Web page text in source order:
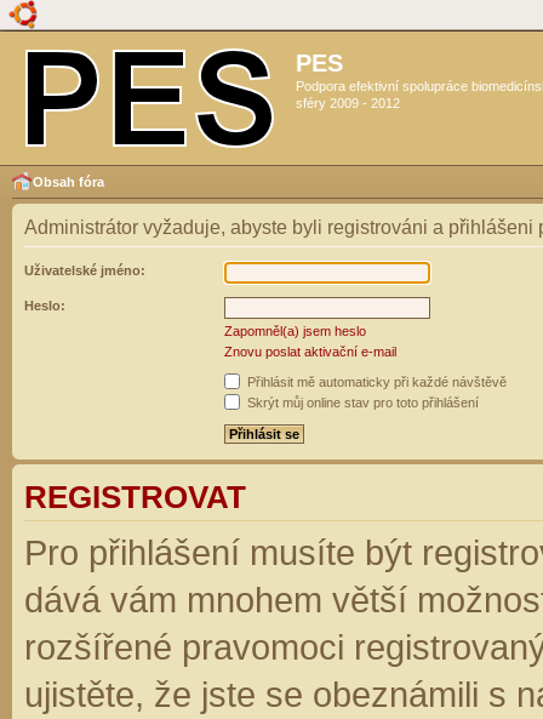
PES
Podpora efektivní spolupráce
sféry 2009 - 2012
Obsah fóra
Administrátor vyžaduje, abyste byli registrováni a přihlášeni
Uživatelské jméno:
Heslo:
Zapomněl(a) jsem heslo
Znovu poslat aktivační e-mail
Přihlásit mě automaticky při každé návštěvě
Skrýt můj online stav pro toto přihlášení
REGISTROVAT
Pro přihlášení musíte být
dává vám mnohem větší
rozšířené pravomoci
ujistěte, že jste se obeznámili s